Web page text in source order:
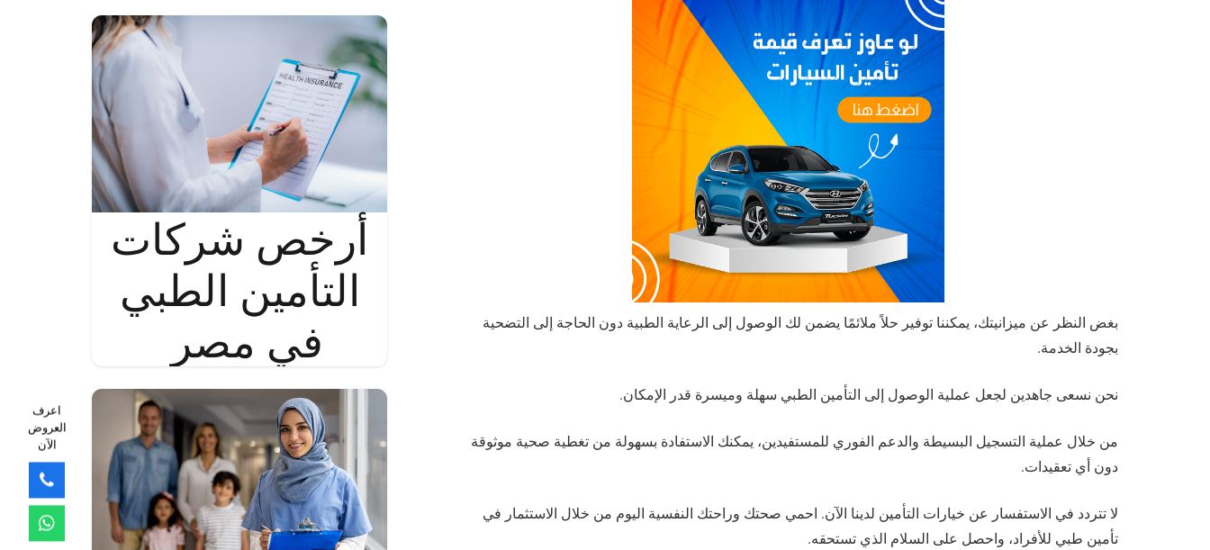
بغض النظر عن ميزانيتك، يمكننا توفير حلاً ملائمًا يضمن لك الوصول إلى الرعاية الطبية دون الحاجة إلى التضحية
بجودة الخدمة.
نحن نسعى جاهدين لجعل عملية الوصول إلى التأمين الطبي سهلة وميسرة قدر الإمكان.
من خلال عملية التسجيل البسيطة والدعم الفوري للمستفيدين، يمكنك الاستفادة بسهولة من تغطية صحية موثوقة
دون أي تعقيدات.
لا تتردد في الاستفسار عن خيارات التأمين لدينا الآن. احمي صحتك وراحتك النفسية اليوم من خلال الاستثمار في
تأمين طبي للأفراد، واحصل على السلام الذي تستحقه.
أرخص شركات
التأمين الطبي
في مصر
اعرف
العروض
الآن